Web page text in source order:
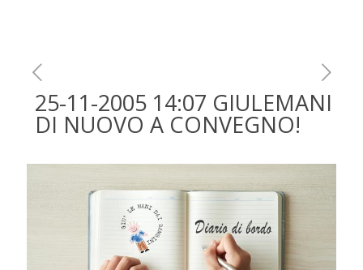
25-11-2005 14:07 GIULEMANI
DI NUOVO A CONVEGNO!